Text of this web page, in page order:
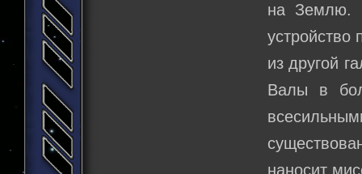
на Землю.
устройство
из другой
Валы в
наносит